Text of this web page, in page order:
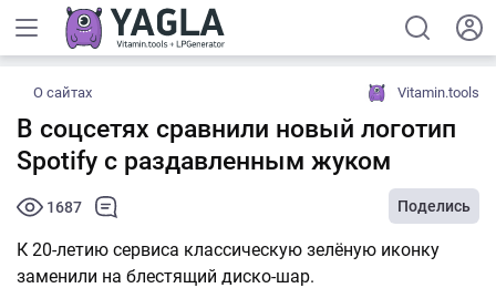
О сайтах Vitamin.tools
В соцсетях сравнили новый логотип
Spotify с раздавленным жуком
1687 Поделись
К 20-летию сервиса классическую зелёную иконку
заменили на блестящий диско-шар.